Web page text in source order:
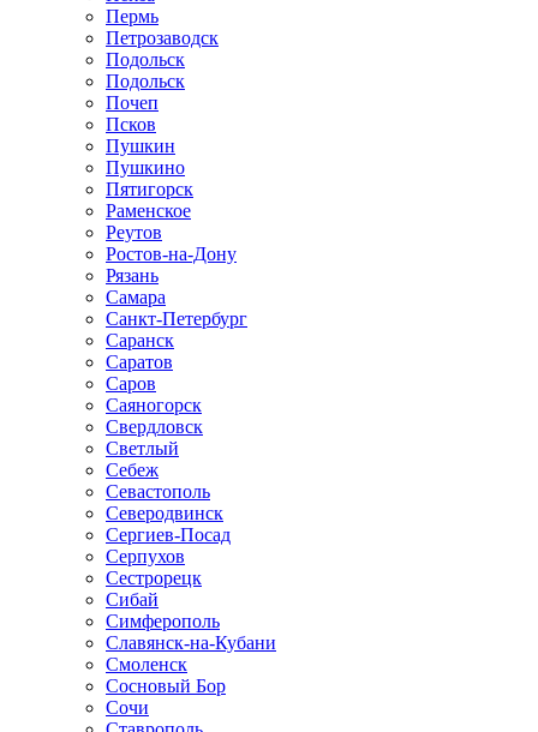
Пермь
Петрозаводск
Подольск
Подольск
Почеп
Псков
Пушкин
Пушкино
Пятигорск
Раменское
Реутов
Ростов-на-Дону
Рязань
Самара
Санкт-Петербург
Саранск
Саратов
Саров
Саяногорск
Свердловск
Светлый
Себеж
Севастополь
Северодвинск
Сергиев-Посад
Серпухов
Сестрорецк
Сибай
Симферополь
Славянск-на-Кубани
Смоленск
Сосновый Бор
Сочи